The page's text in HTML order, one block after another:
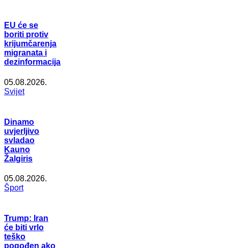
EU će se
boriti protiv
krijumčarenja
migranata i
dezinformacija
05.08.2026.
Svijet
Dinamo
uvjerljivo
svladao
Kauno
Žalgiris
05.08.2026.
Šport
Trump: Iran
će biti vrlo
teško
pogođen ako